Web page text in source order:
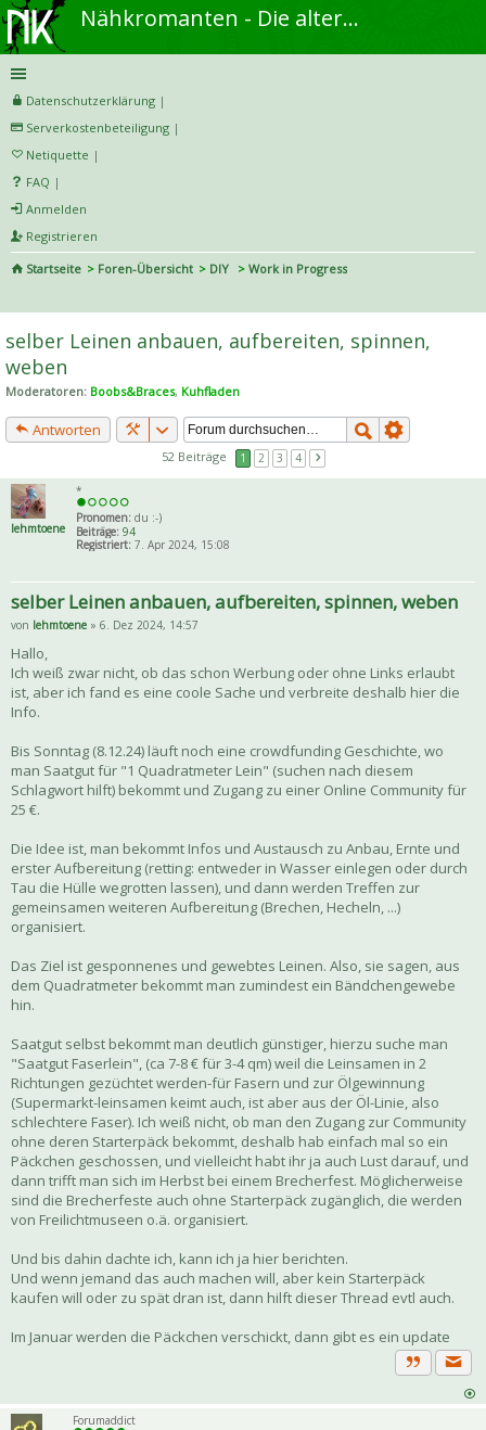
Nähkromanten - Die alternative Näh- und DIY-Community
Datenschutzerklärung |
Serverkostenbeteiligung |
Netiquette |
FAQ |
Anmelden
Registrieren
Startseite
Foren-Übersicht DIY
Work in Progress
he
selber Leinen anbauen, aufbereiten, spinnen,
weben
Moderatoren: Boobs&Braces, Kuhfladen
Antworten
52 Beiträge 1 2 3 4
lehmtoene
*
Pronomen: du :-)
Beiträge: 94
Registriert: 7. Apr 2024, 15:08
selber Leinen anbauen, aufbereiten, spinnen, weben
von lehmtoene » 6. Dez 2024, 14:57
Hallo,
Ich weiß zwar nicht, ob das schon Werbung oder ohne Links erlaubt
ist, aber ich fand es eine coole Sache und verbreite deshalb hier die
Info.
Bis Sonntag (8.12.24) läuft noch eine crowdfunding Geschichte, wo
man Saatgut für "1 Quadratmeter Lein" (suchen nach diesem
Schlagwort hilft) bekommt und Zugang zu einer Online Community für
25 €.
Die Idee ist, man bekommt Infos und Austausch zu Anbau, Ernte und
erster Aufbereitung (retting: entweder in Wasser einlegen oder durch
Tau die Hülle wegrotten lassen), und dann werden Treffen zur
gemeinsamen weiteren Aufbereitung (Brechen, Hecheln, ...)
organisiert.
Das Ziel ist gesponnenes und gewebtes Leinen. Also, sie sagen, aus
dem Quadratmeter bekommt man zumindest ein Bändchengewebe
hin.
Saatgut selbst bekommt man deutlich günstiger, hierzu suche man
"Saatgut Faserlein", (ca 7-8 € für 3-4 qm) weil die Leinsamen in 2
Richtungen gezüchtet werden-für Fasern und zur Ölgewinnung
(Supermarkt-leinsamen keimt auch, ist aber aus der Öl-Linie, also
schlechtere Faser). Ich weiß nicht, ob man den Zugang zur Community
ohne deren Starterpäck bekommt, deshalb hab einfach mal so ein
Päckchen geschossen, und vielleicht habt ihr ja auch Lust darauf, und
dann trifft man sich im Herbst bei einem Brecherfest. Möglicherweise
sind die Brecherfeste auch ohne Starterpäck zugänglich, die werden
von Freilichtmuseen o.ä. organisiert.
Und bis dahin dachte ich, kann ich ja hier berichten.
Und wenn jemand das auch machen will, aber kein Starterpäck
kaufen will oder zu spät dran ist, dann hilft dieser Thread evtl auch.
Im Januar werden die Päckchen verschickt, dann gibt es ein update
Zitat
Forumaddict